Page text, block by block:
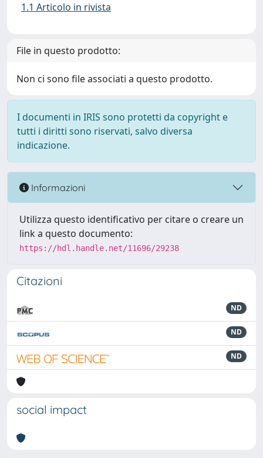
1.1 Articolo in rivista
File in questo prodotto:
Non ci sono file associati a questo prodotto.
I documenti in IRIS sono protetti da copyright e
tutti i diritti sono riservati, salvo diversa
indicazione.
Informazioni
Utilizza questo identificativo per citare o creare un
link a questo documento:
https://hdl.handle.net/11696/29238
Citazioni
ND
ND
ND
social impact